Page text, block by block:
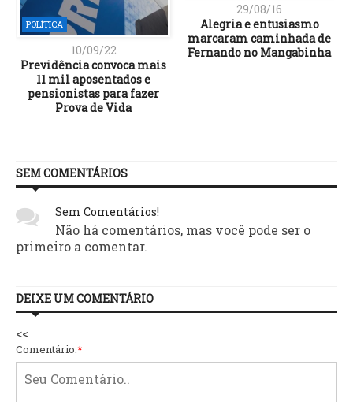
POLÍTICA
10/09/22
Previdência convoca mais
11 mil aposentados e
pensionistas para fazer
Prova de Vida
29/08/16
Alegria e entusiasmo
marcaram caminhada de
Fernando no Mangabinha
SEM COMENTÁRIOS
Sem Comentários!
Não há comentários, mas você pode ser o
primeiro a comentar.
DEIXE UM COMENTÁRIO
<<
Comentário:*